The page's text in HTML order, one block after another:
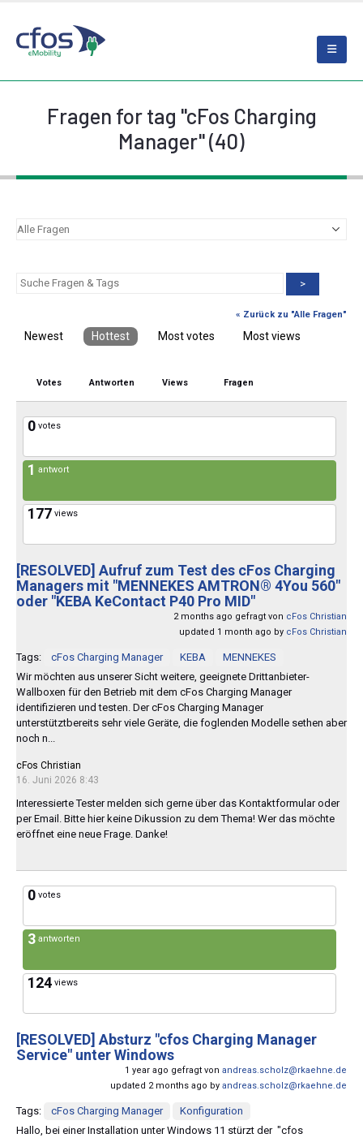
Fragen for tag "cFos Charging
Manager" (40)
>
« Zurück zu "Alle Fragen"
Newest Hottest Most votes Most views
Votes Antworten Views Fragen
0 votes
1 antwort
177 views
[RESOLVED] Aufruf zum Test des cFos Charging
Managers mit "MENNEKES AMTRON® 4You 560"
oder "KEBA KeContact P40 Pro MID"
2 months ago gefragt von cFos Christian
updated 1 month ago by cFos Christian
Tags: cFos Charging Manager KEBA
MENNEKES
Wir möchten aus unserer Sicht weitere, geeignete Drittanbieter-
Wallboxen für den Betrieb mit dem cFos Charging Manager
identifizieren und testen. Der cFos Charging Manager
unterstütztbereits sehr viele Geräte, die foglenden Modelle sethen aber
noch n...
cFos Christian
16. Juni 2026 8:43
Interessierte Tester melden sich gerne über das Kontaktformular oder
per Email. Bitte hier keine Dikussion zu dem Thema! Wer das möchte
eröffnet eine neue Frage. Danke!
0 votes
3 antworten
124 views
[RESOLVED] Absturz "cfos Charging Manager
Service" unter Windows
1 year ago gefragt von andreas.scholz@rkaehne.de
updated 2 months ago by andreas.scholz@rkaehne.de
Tags: cFos Charging Manager
Konfiguration
Hallo, bei einer Installation unter Windows 11 stürzt der "cfos